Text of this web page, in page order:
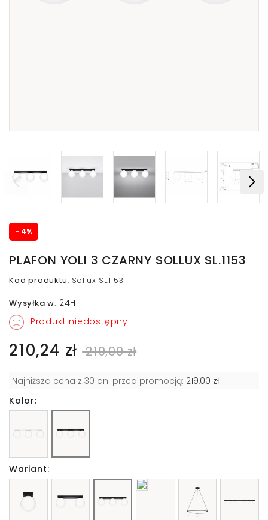
- 4%
PLAFON YOLI 3 CZARNY SOLLUX SL.1153
Kod produktu: Sollux SL.1153
Wysyłka w: 24H
Produkt niedostępny
210,24 zł 219,00 zł
Najniższa cena z 30 dni przed promocją: 219,00 zł
Kolor:
Wariant: